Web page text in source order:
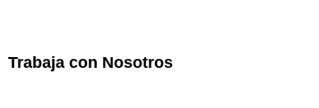
Trabaja con Nosotros